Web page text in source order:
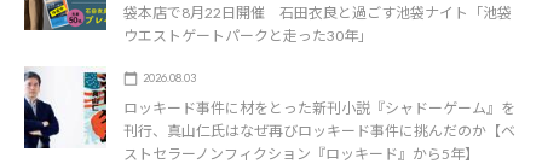
袋本店で8月22日開催 石田衣良と過ごす池袋ナイト「池袋
ウエストゲートパークと走った30年」
2026.08.03
ロッキード事件に材をとった新刊小説『シャドーゲーム』を
刊行、真山仁氏はなぜ再びロッキード事件に挑んだのか【ベ
ストセラーノンフィクション『ロッキード』から5年】